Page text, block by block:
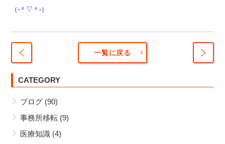
（‐＾▽＾‐）
様
の
声
手で
一覧に戻る
CATEGORY
ブログ (90)
事務所移転 (9)
医療知識 (4)